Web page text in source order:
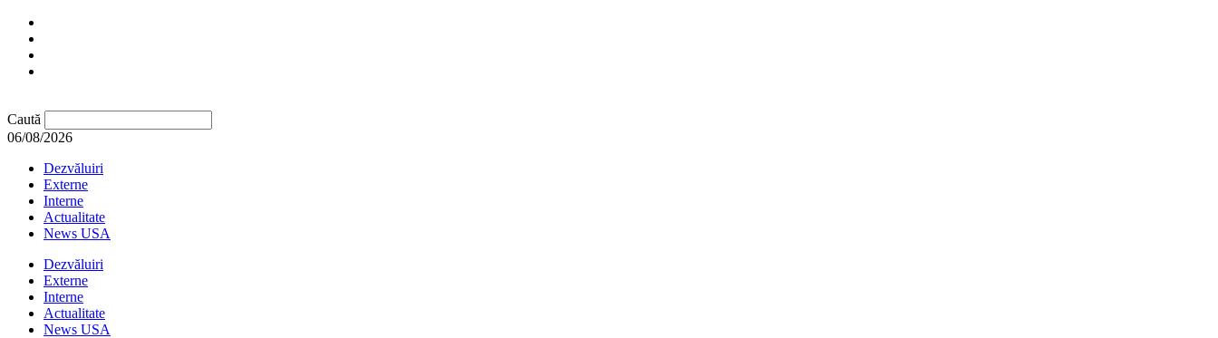
Caută
06/08/2026
Dezvăluiri
Externe
Interne
Actualitate
News USA
Dezvăluiri
Externe
Interne
Actualitate
News USA